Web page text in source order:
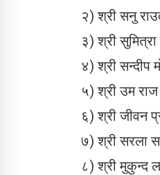
२) श्री सनु
३) श्री सुमित्रा
४) श्री सन्दीप
५) श्री उम
६) श्री जीवन
७) श्री सरला
८) श्री मुकुन्द